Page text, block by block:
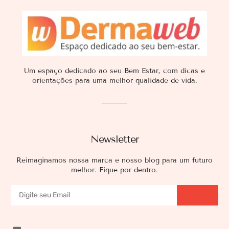
Newsletter
Reimaginamos nossa marca e nosso blog para um futuro
melhor. Fique por dentro.
Um espaço dedicado ao seu Bem Estar, com dicas e
orientações para uma melhor qualidade de vida.